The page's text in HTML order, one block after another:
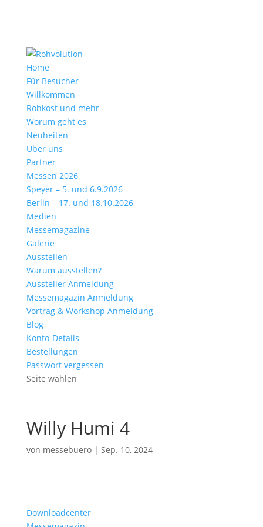
Home
Für Besucher
Willkommen
Rohkost und mehr
Worum geht es
Neuheiten
Über uns
Partner
Messen 2026
Speyer – 5. und 6.9.2026
Berlin – 17. und 18.10.2026
Medien
Messemagazine
Galerie
Ausstellen
Warum ausstellen?
Aussteller Anmeldung
Messemagazin Anmeldung
Vortrag & Workshop Anmeldung
Blog
Konto-Details
Bestellungen
Passwort vergessen
Seite wählen
Willy Humi 4
von messebuero| Sep. 10, 2024
Downloadcenter